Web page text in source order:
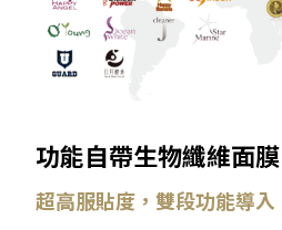
功能自帶生物纖維面膜
超高服貼度，雙段功能導入